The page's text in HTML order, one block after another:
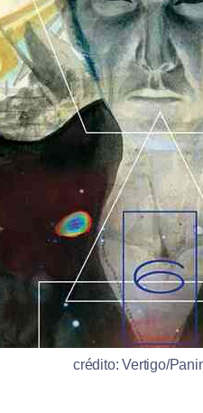
crédito: Vertigo/